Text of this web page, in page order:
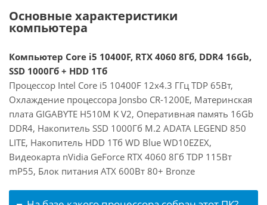
Основные характеристики
компьютера
Компьютер Core i5 10400F, RTX 4060 8Гб, DDR4 16Gb,
SSD 1000Гб + HDD 1Тб
Процессор Intel Core i5 10400F 12x4.3 ГГц TDP 65Вт,
Охлаждение процессора Jonsbo CR-1200E, Материнская
плата GIGABYTE H510M K V2, Оперативная память 16Gb
DDR4, Накопитель SSD 1000Гб M.2 ADATA LEGEND 850
LITE, Накопитель HDD 1Тб WD Blue WD10EZEX,
Видеокарта nVidia GeForce RTX 4060 8Гб TDP 115Вт
mP55, Блок питания ATX 600Вт 80+ Bronze